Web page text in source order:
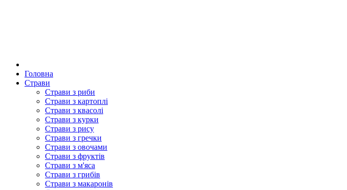
Головна
Страви
Страви з риби
Страви з картоплі
Страви з квасолі
Страви з курки
Страви з рису
Страви з гречки
Страви з овочами
Страви з фруктів
Страви з м'яса
Страви з грибів
Страви з макаронів